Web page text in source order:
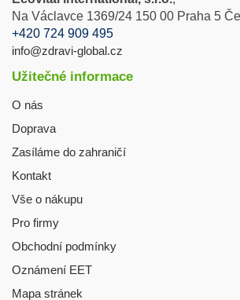
Na Václavce 1369/24 150 00 Praha 5
+420 724 909 495
info@zdravi-global.cz
Užitečné informace
O nás
Doprava
Zasíláme do zahraničí
Kontakt
Vše o nákupu
Pro firmy
Obchodní podmínky
Oznámení EET
Mapa stránek